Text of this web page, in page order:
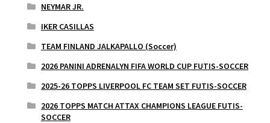
NEYMAR JR.
IKER CASILLAS
TEAM FINLAND JALKAPALLO (Soccer)
2026 PANINI ADRENALYN FIFA WORLD CUP FUTIS-SOCCER
2025-26 TOPPS LIVERPOOL FC TEAM SET FUTIS-SOCCER
2026 TOPPS MATCH ATTAX CHAMPIONS LEAGUE FUTIS-
SOCCER